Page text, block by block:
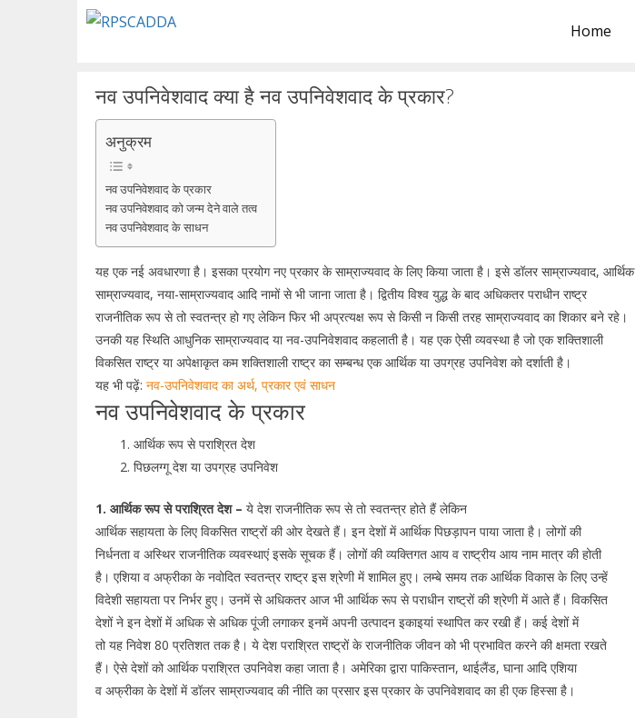
Home
नव उपनिवेशवाद क्या है नव उपनिवेशवाद के प्रकार?
अनुक्रम
नव उपनिवेशवाद के प्रकार
नव उपनिवेशवाद को जन्म देने वाले तत्व
नव उपनिवेशवाद के साधन
यह एक नई अवधारणा है। इसका प्रयोग नए प्रकार के साम्राज्यवाद के लिए किया जाता है। इसे डॉलर साम्राज्यवाद, आर्थिक
साम्राज्यवाद, नया-साम्राज्यवाद आदि नामों से भी जाना जाता है। द्वितीय विश्व युद्ध के बाद अधिकतर पराधीन राष्ट्र
राजनीतिक रूप से तो स्वतन्त्र हो गए लेकिन फिर भी अप्रत्यक्ष रूप से किसी न किसी तरह साम्राज्यवाद का शिकार बने रहे।
उनकी यह स्थिति आधुनिक साम्राज्यवाद या नव-उपनिवेशवाद कहलाती है। यह एक ऐसी व्यवस्था है जो एक शक्तिशाली
विकसित राष्ट्र या अपेक्षाकृत कम शक्तिशाली राष्ट्र का सम्बन्ध एक आर्थिक या उपग्रह उपनिवेश को दर्शाती है।
यह भी पढ़ें: नव-उपनिवेशवाद का अर्थ, प्रकार एवं साधन
नव उपनिवेशवाद के प्रकार
आर्थिक रूप से पराश्रित देश
पिछलग्गू देश या उपग्रह उपनिवेश
1. आर्थिक रूप से पराश्रित देश – ये देश राजनीतिक रूप से तो स्वतन्त्र होते हैं लेकिन
आर्थिक सहायता के लिए विकसित राष्ट्रों की ओर देखते हैं। इन देशों में आर्थिक पिछड़ापन पाया जाता है। लोगों की
निर्धनता व अस्थिर राजनीतिक व्यवस्थाएं इसके सूचक हैं। लोगों की व्यक्तिगत आय व राष्ट्रीय आय नाम मात्र की होती
है। एशिया व अफ्रीका के नवोदित स्वतन्त्र राष्ट्र इस श्रेणी में शामिल हुए। लम्बे समय तक आर्थिक विकास के लिए उन्हें
विदेशी सहायता पर निर्भर हुए। उनमें से अधिकतर आज भी आर्थिक रूप से पराधीन राष्ट्रों की श्रेणी में आते हैं। विकसित
देशों ने इन देशों में अधिक से अधिक पूंजी लगाकर इनमें अपनी उत्पादन इकाइयां स्थापित कर रखी हैं। कई देशों में
तो यह निवेश 80 प्रतिशत तक है। ये देश पराश्रित राष्ट्रों के राजनीतिक जीवन को भी प्रभावित करने की क्षमता रखते
हैं। ऐसे देशों को आर्थिक पराश्रित उपनिवेश कहा जाता है। अमेरिका द्वारा पाकिस्तान, थाईलैंड, घाना आदि एशिया
व अफ्रीका के देशों में डॉलर साम्राज्यवाद की नीति का प्रसार इस प्रकार के उपनिवेशवाद का ही एक हिस्सा है।